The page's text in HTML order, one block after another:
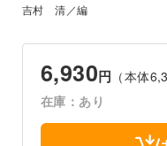
吉村 清／編
6,930円 （本体
在庫：あり